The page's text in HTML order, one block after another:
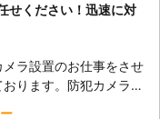
安を解消する手助けを
せください！迅速に対
ラ設置のお仕事をさせ
ります。防犯カメラに
種類があるのですが、ま
ー